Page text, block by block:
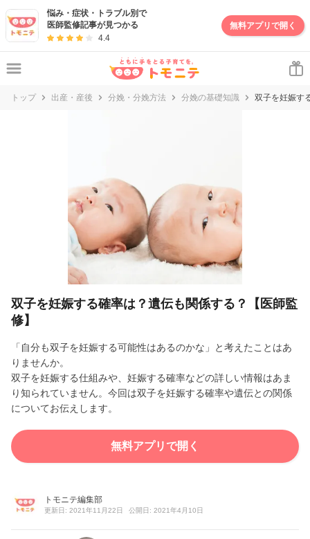
悩み・症状・トラブル別で
医師監修記事が見つかる
4.4
無料アプリで開く
トップ 出産・産後 分娩・分娩方法 分娩の基礎知識 双子を妊娠す
双子を妊娠する確率は？遺伝も関係する？【医師監
修】
「自分も双子を妊娠する可能性はあるのかな」と考えたことはあ
りませんか。
双子を妊娠する仕組みや、妊娠する確率などの詳しい情報はあま
り知られていません。今回は双子を妊娠する確率や遺伝との関係
についてお伝えします。
無料アプリで開く
トモニテ編集部
更新日: 2021年11月22日 公開日: 2021年4月10日
妊娠・出産・子育て情報サイト | トモニテ